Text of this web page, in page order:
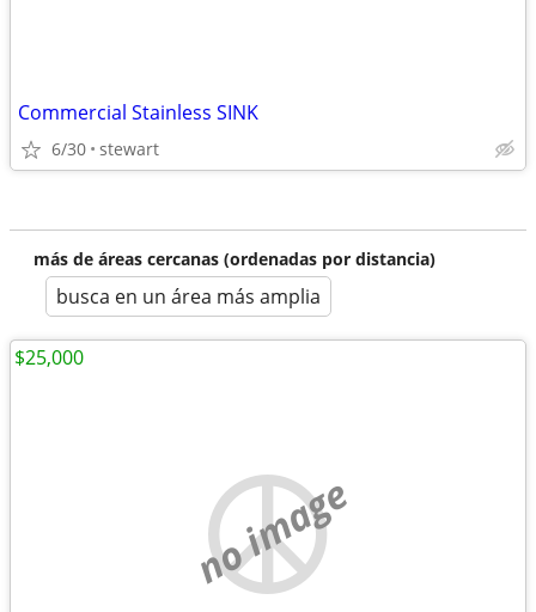
Commercial Stainless SINK
6/30 stewart
más de áreas cercanas (ordenadas por distancia)
busca en un área más amplia
no image
$25,000